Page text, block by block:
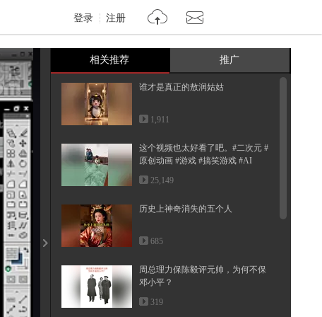
登录 注册
相关推荐 推广
谁才是真正的敖润姑姑
1,911
这个视频也太好看了吧。#二次元 #
原创动画 #游戏 #搞笑游戏 #AI
25,149
历史上神奇消失的五个人
685
周总理力保陈毅评元帅，为何不保
邓小平？
319